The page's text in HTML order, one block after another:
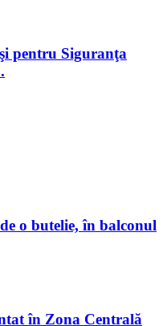
pentru Siguranţa
o butelie, în balconul
în Zona Centrală